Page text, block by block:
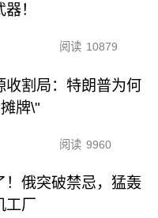
！
阅读 10879
收割局：特朗普为何
牌\"
阅读 9960
！俄突破禁忌，猛轰
厂